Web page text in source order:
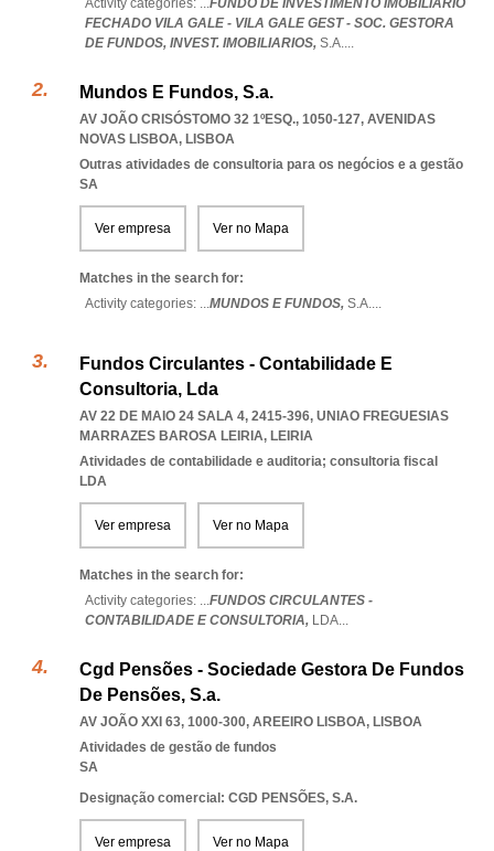
Activity categories: ...FUNDO DE INVESTIMENTO IMOBILIARIO
FECHADO VILA GALE - VILA GALE GEST - SOC. GESTORA
DE FUNDOS, INVEST. IMOBILIARIOS, S.A....
Mundos E Fundos, S.a.
AV JOÃO CRISÓSTOMO 32 1ºESQ., 1050-127, AVENIDAS
NOVAS LISBOA, LISBOA
Outras atividades de consultoria para os negócios e a gestão
SA
Ver empresa Ver no Mapa
Matches in the search for:
Activity categories: ...MUNDOS E FUNDOS, S.A....
Fundos Circulantes - Contabilidade E
Consultoria, Lda
AV 22 DE MAIO 24 SALA 4, 2415-396, UNIAO FREGUESIAS
MARRAZES BAROSA LEIRIA, LEIRIA
Atividades de contabilidade e auditoria; consultoria fiscal
LDA
Ver empresa Ver no Mapa
Matches in the search for:
Activity categories: ...FUNDOS CIRCULANTES -
CONTABILIDADE E CONSULTORIA, LDA...
Cgd Pensões - Sociedade Gestora De Fundos
De Pensões, S.a.
AV JOÃO XXI 63, 1000-300, AREEIRO LISBOA, LISBOA
Atividades de gestão de fundos
SA
Designação comercial: CGD PENSÕES, S.A.
Ver empresa Ver no Mapa